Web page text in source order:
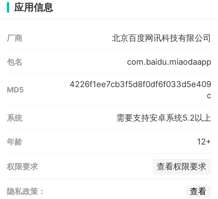
应用信息
厂商 北京百度网讯科技有限公司
包名 com.baidu.miaodaapp
MD5
4226f1ee7cb3f5d8f0df6f033d5e409
c
系统 需要支持安卓系统5.2以上
年龄 12+
权限要求 查看权限要求
隐私政策： 查看